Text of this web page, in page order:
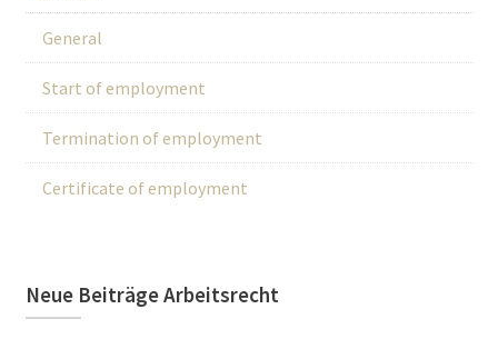
General
Start of employment
Termination of employment
Certificate of employment
Neue Beiträge Arbeitsrecht